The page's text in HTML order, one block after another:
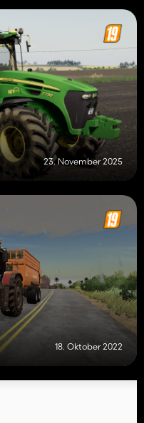
23. November 2025
18. Oktober 2022